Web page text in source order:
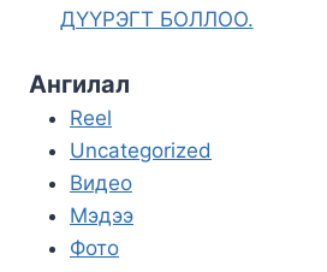
ДҮҮРЭГТ БОЛЛОО.
Ангилал
Reel
Uncategorized
Видео
Мэдээ
Фото